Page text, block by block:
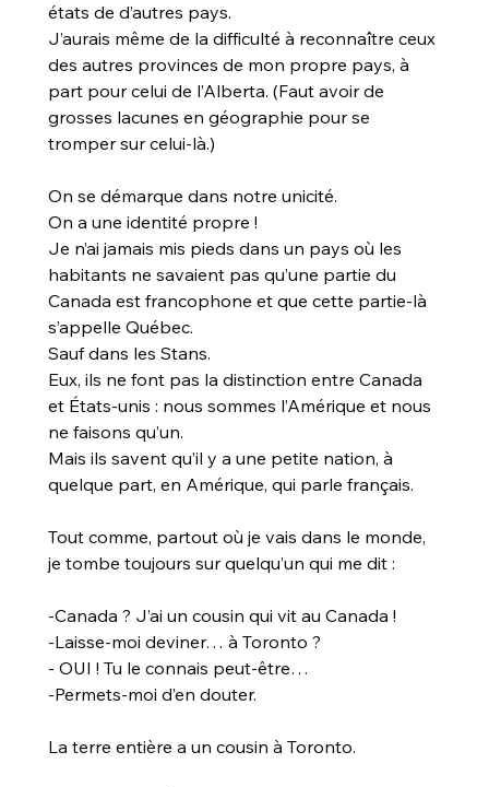
états de d’autres pays.
J’aurais même de la difficulté à reconnaître ceux
des autres provinces de mon propre pays, à
part pour celui de l’Alberta. (Faut avoir de
grosses lacunes en géographie pour se
tromper sur celui-là.)
On se démarque dans notre unicité.
On a une identité propre !
Je n’ai jamais mis pieds dans un pays où les
habitants ne savaient pas qu’une partie du
Canada est francophone et que cette partie-là
s’appelle Québec.
Sauf dans les Stans.
Eux, ils ne font pas la distinction entre Canada
et États-unis : nous sommes l’Amérique et nous
ne faisons qu’un.
Mais ils savent qu’il y a une petite nation, à
quelque part, en Amérique, qui parle français.
Tout comme, partout où je vais dans le monde,
je tombe toujours sur quelqu’un qui me dit :
-Canada ? J’ai un cousin qui vit au Canada !
-Laisse-moi deviner… à Toronto ?
- OUI ! Tu le connais peut-être…
-Permets-moi d’en douter.
La terre entière a un cousin à Toronto.